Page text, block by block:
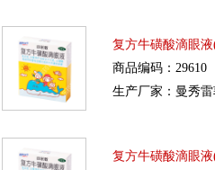
复方牛磺酸滴眼
商品编码：29610
生产厂家：曼秀
复方牛磺酸滴眼